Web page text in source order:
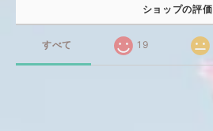
ショップの評価
すべて 19